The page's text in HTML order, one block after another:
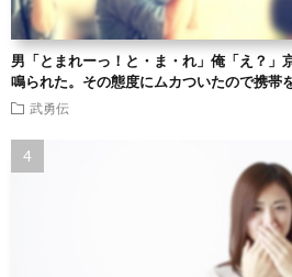
男「とまれーっ！と・ま・れ」俺「え？」
鳴られた。その態度にムカついたので携帯
武勇伝